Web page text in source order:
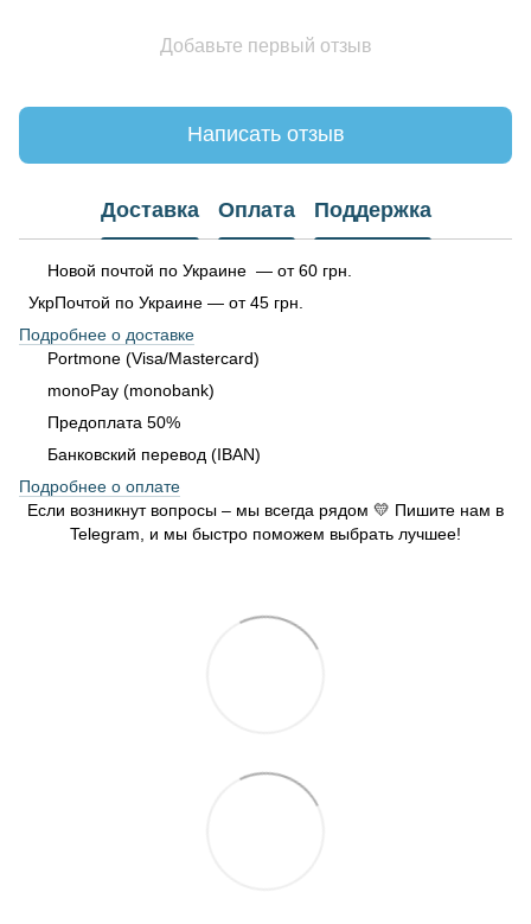
Добавьте первый отзыв
Написать отзыв
Доставка Оплата Поддержка
Новой почтой по Украине — от 60 грн.
УкрПочтой по Украине — от 45 грн.
Подробнее о доставке
Portmone (Visa/Mastercard)
monoPay (monobank)
Предоплата 50%
Банковский перевод (IBAN)
Подробнее о оплате
Если возникнут вопросы – мы всегда рядом 💛 Пишите нам в
Telegram, и мы быстро поможем выбрать лучшее!